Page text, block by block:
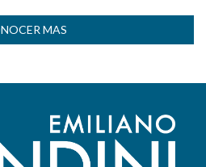
MAS